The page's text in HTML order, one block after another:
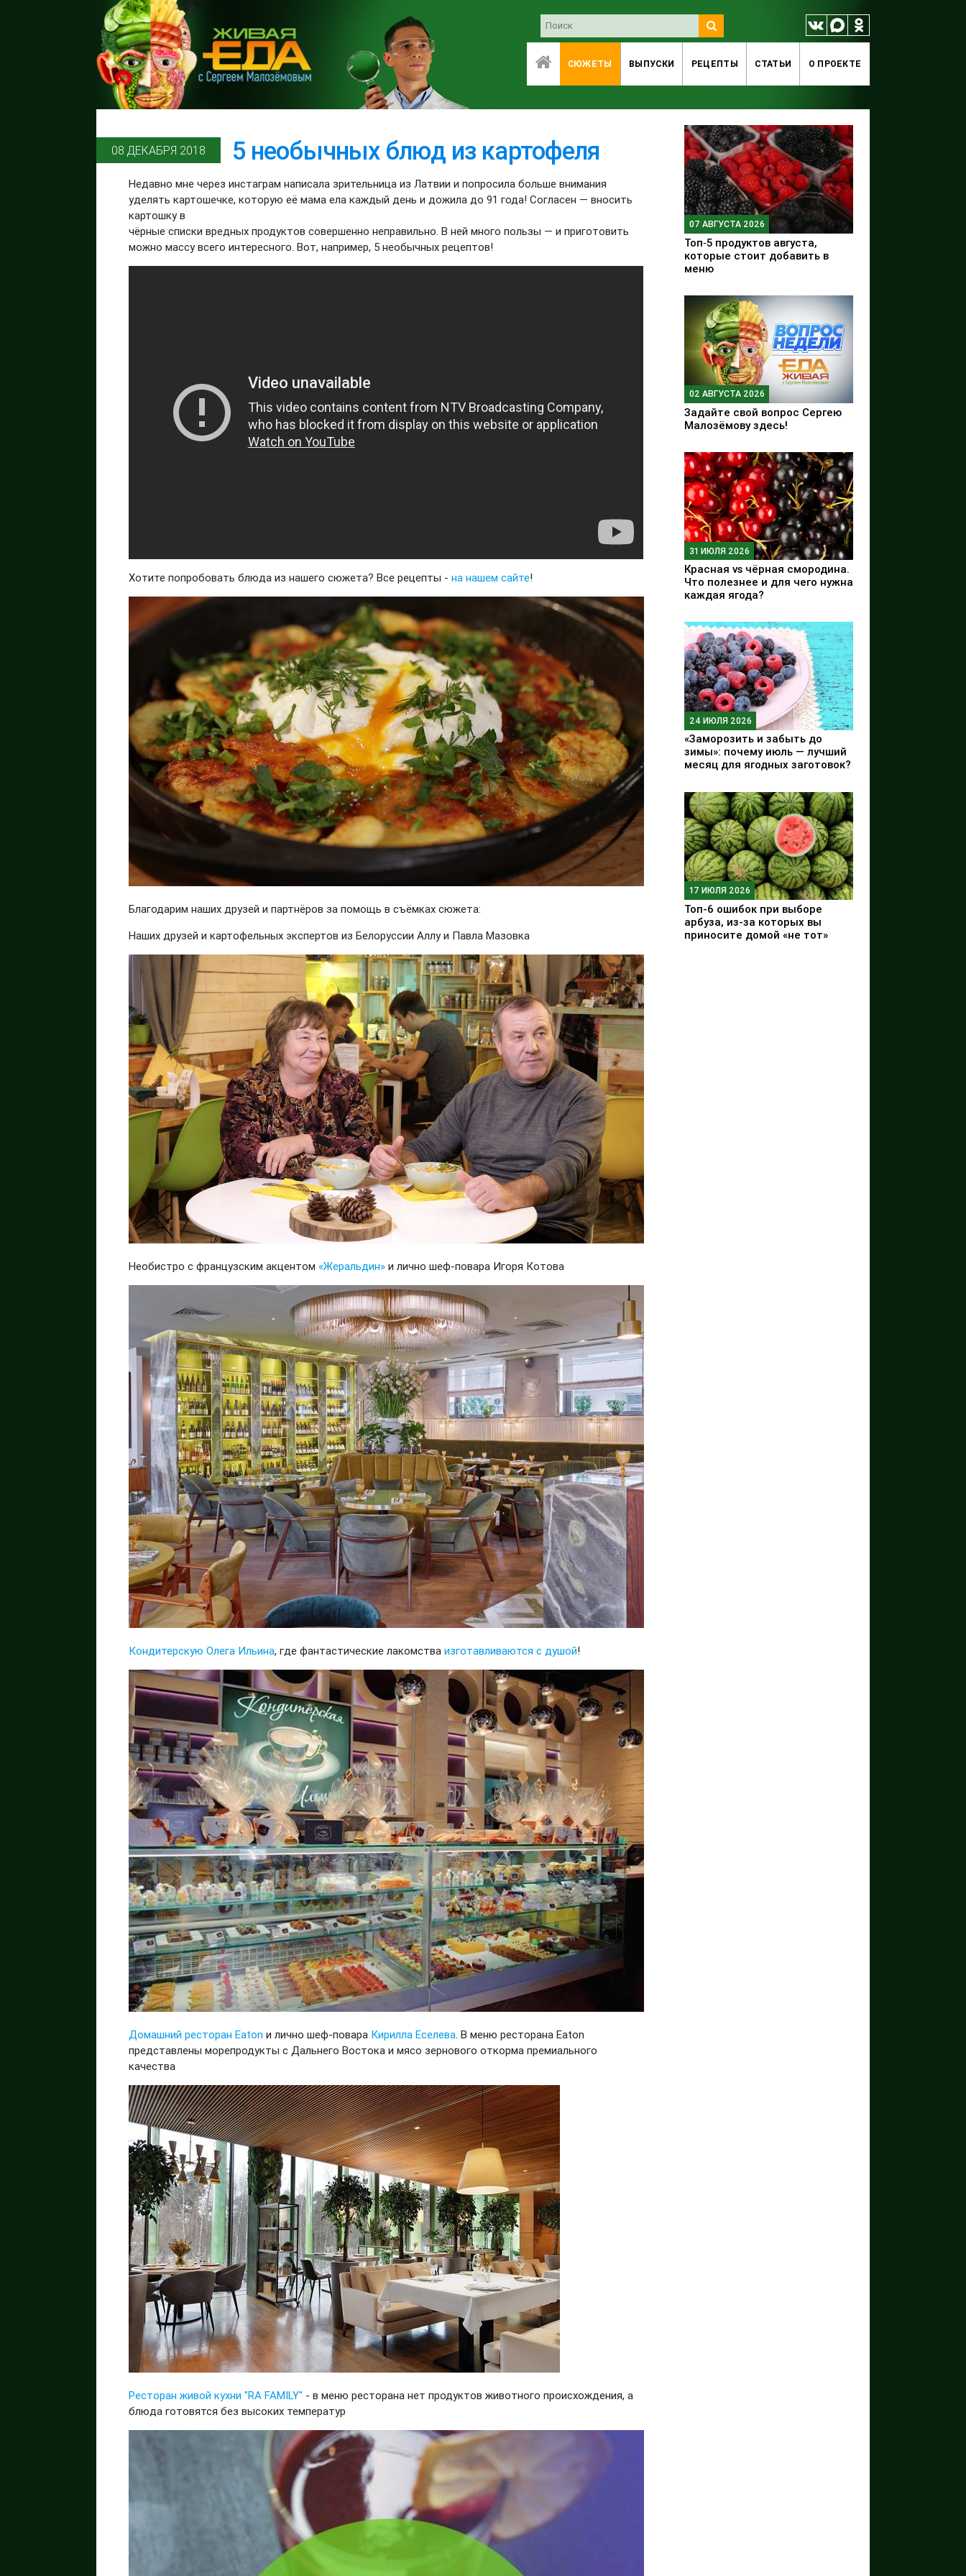
СЮЖЕТЫ ВЫПУСКИ РЕЦЕПТЫ СТАТЬИ O ПРОЕКТЕ
08 ДЕКАБРЯ 2018 5 необычных блюд из картофеля
Недавно мне через инстаграм написала зрительница из Латвии и попросила больше внимания
уделять картошечке, которую её мама ела каждый день и дожила до 91 года! Согласен — вносить
картошку в
чёрные списки вредных продуктов совершенно неправильно. В ней много пользы — и приготовить
можно массу всего интересного. Вот, например, 5 необычных рецептов!
Хотите попробовать блюда из нашего сюжета? Все рецепты -на нашем сайте!
Благодарим наших друзей и партнёров за помощь в съёмках сюжета:
Наших друзей и картофельных экспертов из Белоруссии Аллу и Павла Мазовка
Необистро с французским акцентом «Жеральдин» и лично шеф-повара Игоря Котова
Кондитерскую Олега Ильина, где фантастические лакомстваизготавливаются с душой!
Домашний ресторан Eaton и лично шеф-повара Кирилла Еселева. В меню ресторана Eaton
представлены морепродукты с Дальнего Востока и мясо зернового откорма премиального
качества
Ресторан живой кухни "RA FAMILY" - в меню ресторана нет продуктов животного происхождения, а
блюда готовятся без высоких температур
07 АВГУСТА 2026
Топ‑5 продуктов августа,
которые стоит добавить в
меню
02 АВГУСТА 2026
Задайте свой вопрос Сергею
Малозёмову здесь!
31 ИЮЛЯ 2026
Красная vs чёрная смородина.
Что полезнее и для чего нужна
каждая ягода?
24 ИЮЛЯ 2026
«Заморозить и забыть до
зимы»: почему июль — лучший
месяц для ягодных заготовок?
17 ИЮЛЯ 2026
Топ-6 ошибок при выборе
арбуза, из-за которых вы
приносите домой «не тот»